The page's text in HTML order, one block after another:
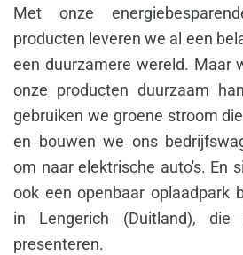
Met onze
producten leveren we al een
een duurzamere wereld. Maar
onze producten duurzaam
gebruiken we groene stroom
en bouwen we ons
om naar elektrische auto's. En
ook een openbaar oplaadpark
in Lengerich (Duitland),
presenteren.